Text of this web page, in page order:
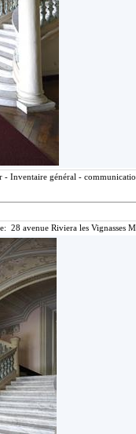
Inventaire général -
28 avenue Riviera les Vignasses